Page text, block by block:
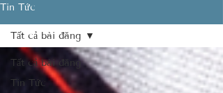
Tin Tức
Tất cả bài đăng
Tin Tức
Tất cả bài đăng